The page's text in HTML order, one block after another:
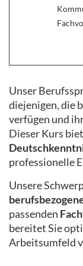
Unser
diejenigen, die
verfügen und
Dieser Kurs
professionelle
Unsere
passenden
bereitet Sie
Arbeitsumfeld